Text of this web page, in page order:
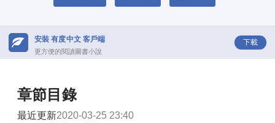
安裝 有度中文 客戶端
更方便的閱讀圖書小說
下載
章節目錄
最近更新2020-03-25 23:40